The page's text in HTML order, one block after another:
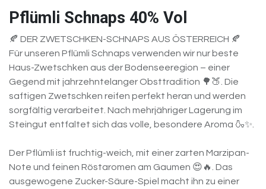
Pflümli Schnaps 40% Vol
🍂 DER ZWETSCHKEN-SCHNAPS AUS ÖSTERREICH 🍂
Für unseren Pflümli Schnaps verwenden wir nur beste
Haus-Zwetschken aus der Bodenseeregion – einer
Gegend mit jahrzehntelanger Obsttradition 🌳🍑. Die
saftigen Zwetschken reifen perfekt heran und werden
sorgfältig verarbeitet. Nach mehrjähriger Lagerung im
Steingut entfaltet sich das volle, besondere Aroma 🍶✨.
Der Pflümli ist fruchtig-weich, mit einer zarten Marzipan-
Note und feinen Röstaromen am Gaumen 😍🔥. Das
ausgewogene Zucker-Säure-Spiel macht ihn zu einer